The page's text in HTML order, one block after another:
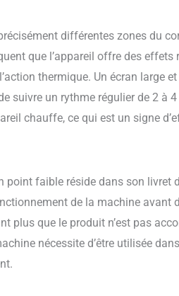
différentes zones du
que l’appareil offre des
thermique. Un écran large
suivre un rythme régulier de 2 à
chauffe, ce qui est un signe
point faible réside dans son
de la machine avant
plus que le produit n’est pas
nécessite d’être utilisée